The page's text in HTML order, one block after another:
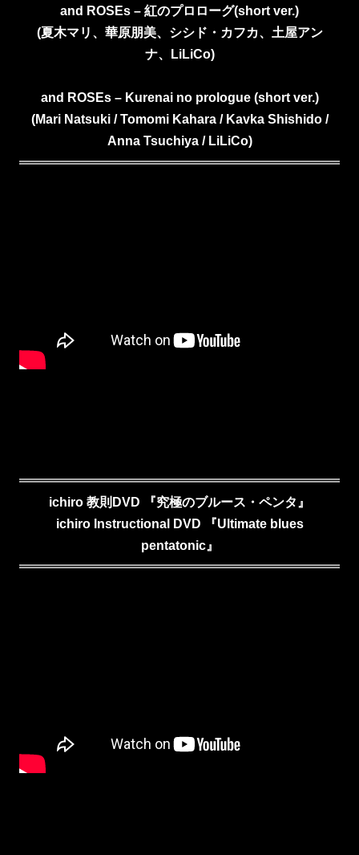
and ROSEs – 紅のプロローグ(short ver.)
(夏木マリ、華原朋美、シシド・カフカ、土屋アン
ナ、LiLiCo)
and ROSEs – Kurenai no prologue (short ver.)
(Mari Natsuki / Tomomi Kahara / Kavka Shishido /
Anna Tsuchiya / LiLiCo)
ichiro 教則DVD 『究極のブルース・ペンタ』
ichiro Instructional DVD
『Ultimate blues
pentatonic』